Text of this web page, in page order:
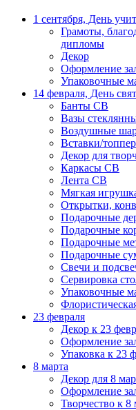
1 сентября, День
Грамоты,
дипломы
Декор
Оформление
Упаковочные
14 февраля, День
Банты СВ
Вазы
Воздушные
Вставки/
Декор для
Каркасы СВ
Лента СВ
Мягкая
Открытки,
Подарочные
Подарочные
Подарочные
Подарочные
Свечи и
Сервировка
Упаковочные
23 февраля
Декор к 23
Оформление
Упаковка к 23
8 марта
Декор для 8
Оформление
Творчество к 8